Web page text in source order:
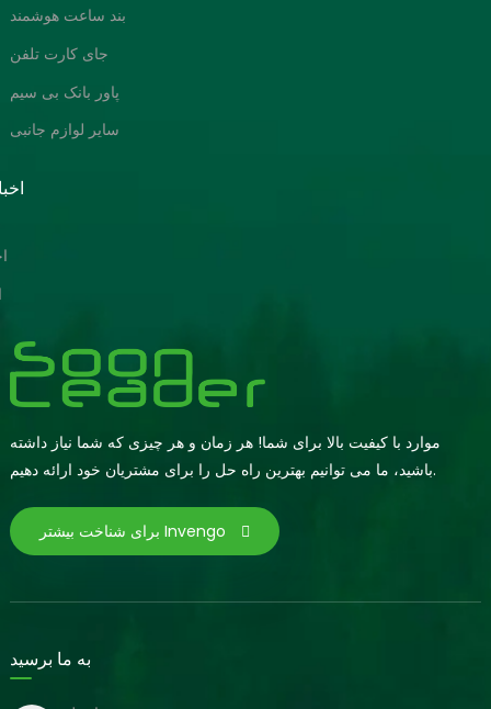
بند ساعت هوشمند
جای کارت تلفن
پاور بانک بی سیم
سایر لوازم جانبی
موارد با کیفیت بالا برای شما! هر زمان و هر چیزی که شما نیاز داشته
باشید، ما می توانیم بهترین راه حل را برای مشتریان خود ارائه دهیم.
برای شناخت بیشتر Invengo
به ما برسید